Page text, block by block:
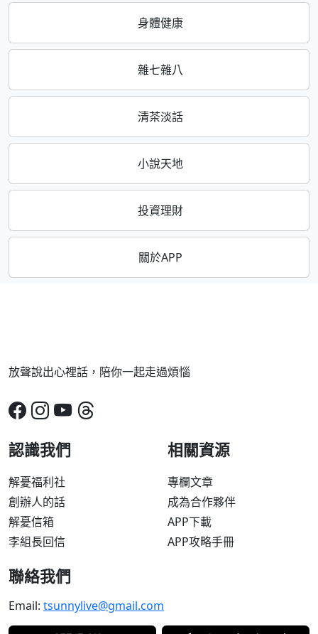
身體健康
雜七雜八
清茶淡話
小說天地
投資理財
關於APP
放聲說出心裡話，陪你一起走過煩惱
認識我們
解憂福利社
創辦人的話
解憂信箱
李組長回信
相關資源
專欄文章
成為合作夥伴
APP下載
APP攻略手冊
聯絡我們
Email: tsunnylive@gmail.com